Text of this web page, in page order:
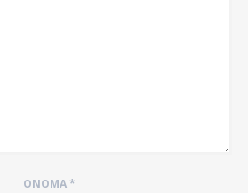
ΌΝΟΜΑ*